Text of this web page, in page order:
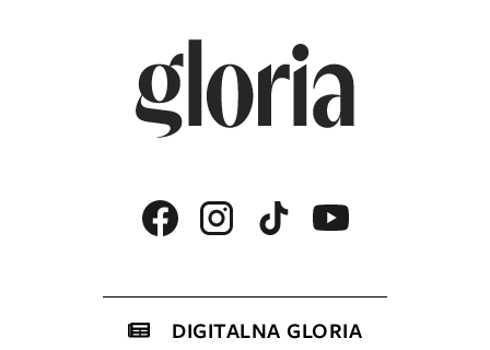
DIGITALNA GLORIA